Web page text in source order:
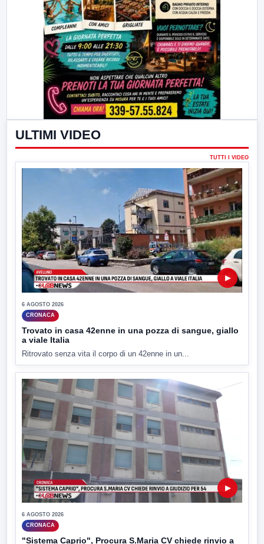
ULTIMI VIDEO
TUTTI I VIDEO
▶
6 AGOSTO 2026
CRONACA
Trovato in casa 42enne in una pozza di sangue, giallo
a viale Italia
Ritrovato senza vita il corpo di un 42enne in un...
▶
6 AGOSTO 2026
CRONACA
"Sistema Caprio", Procura S.Maria CV chiede rinvio a